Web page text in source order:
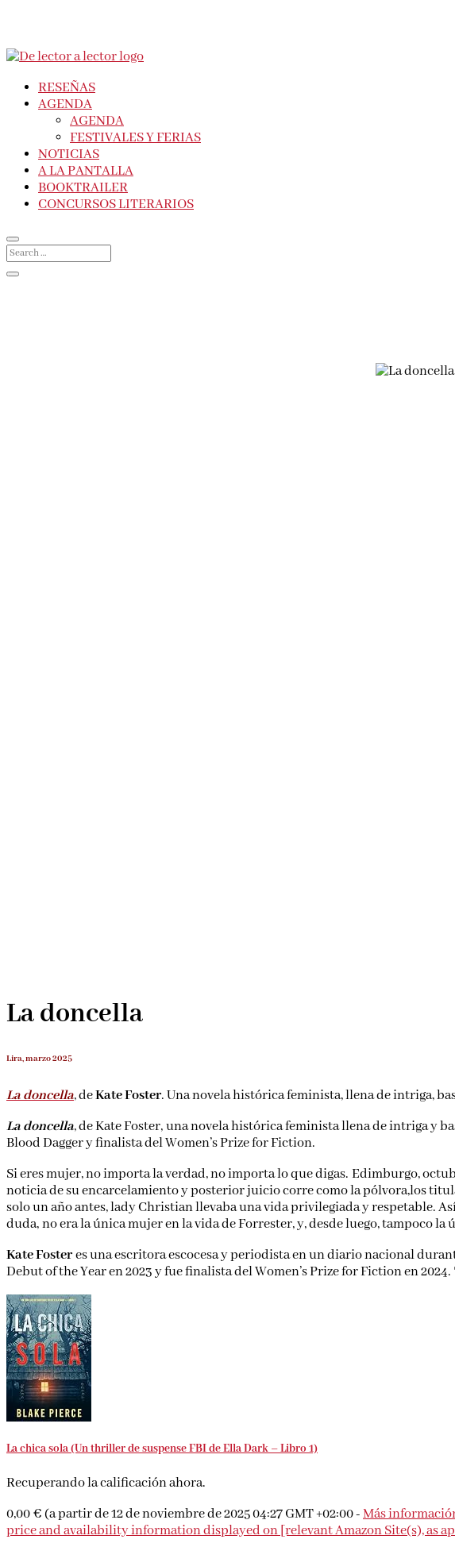
RESEÑAS
AGENDA
AGENDA
FESTIVALES Y FERIAS
NOTICIAS
A LA PANTALLA
BOOKTRAILER
CONCURSOS LITERARIOS
La doncella
Lira, marzo 2025
La doncella, deKate Foster. Una novela histórica feminista, llena de intriga,
La doncella, de Kate Foster,una novela histórica feminista llena de intriga y
Blood Dagger y finalista del Women’s Prize for Fiction.
Si eres mujer, no importa la verdad, no importa lo que digas. Edimburgo,
noticia de su encarcelamiento y posterior juicio corre como la pólvora,los
solo un año antes, lady Christian llevaba una vida privilegiada y respetable.
duda, no era la única mujer en la vida de Forrester, y, desde luego, tampoco
Kate Fosteres una escritora escocesa y periodista en un diario nacional
Debut of the Year en 2023 y fue finalista del Women’s Prize for Fiction en 2024.
La chica sola (Un thriller de suspense FBI de Ella Dark – Libro 1)
Recuperando la calificación ahora.
0,00 €(a partir de 12 de noviembre de 2025 04:27 GMT +02:00 -Más
price and availability information displayed on [relevant Amazon Site(s), as